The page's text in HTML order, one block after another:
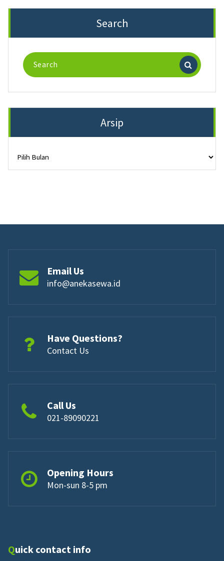
Search
Search
for:
Arsip
Email Us
info@anekasewa.id
Have Questions?
Contact Us
Call Us
021-89090221
Opening Hours
Mon-sun 8-5 pm
Quick contact info